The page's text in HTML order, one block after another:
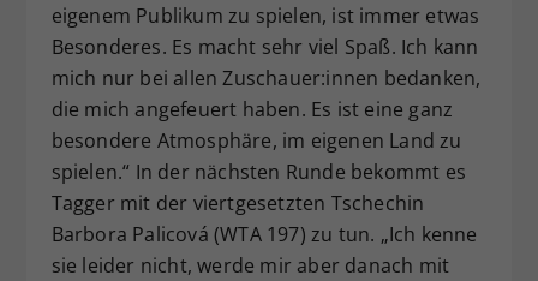
eigenem Publikum zu spielen, ist immer etwas
Besonderes. Es macht sehr viel Spaß. Ich kann
mich nur bei allen Zuschauer:innen bedanken,
die mich angefeuert haben. Es ist eine ganz
besondere Atmosphäre, im eigenen Land zu
spielen.“ In der nächsten Runde bekommt es
Tagger mit der viertgesetzten Tschechin
Barbora Palicová (WTA 197) zu tun. „Ich kenne
sie leider nicht, werde mir aber danach mit